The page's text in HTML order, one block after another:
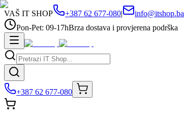
VAŠ IT SHOP +387 62 677-080|
info@itshop.ba
Pon-Pet: 09-17hBrza dostava i provjerena podrška
+387 62 677-080